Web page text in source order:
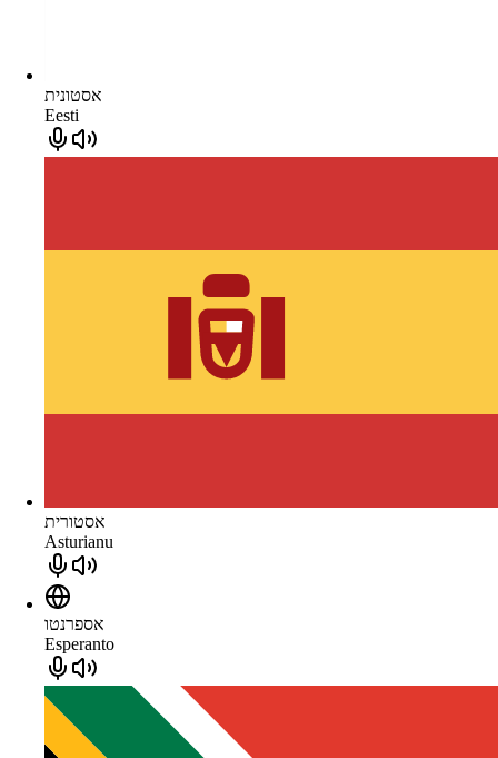
אסטונית
Eesti
אסטורית
Asturianu
אספרנטו
Esperanto